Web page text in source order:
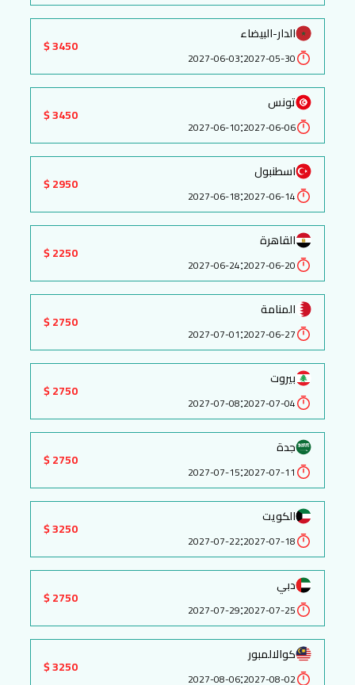
الدار-البيضاء
2027-05-30
:
2027-06-03
3450 $
تونس
2027-06-06
:
2027-06-10
3450 $
اسطنبول
2027-06-14
:
2027-06-18
2950 $
القاهرة
2027-06-20
:
2027-06-24
2250 $
المنامة
2027-06-27
:
2027-07-01
2750 $
بيروت
2027-07-04
:
2027-07-08
2750 $
جدة
2027-07-11
:
2027-07-15
2750 $
الكويت
2027-07-18
:
2027-07-22
3250 $
دبي
2027-07-25
:
2027-07-29
2750 $
كوالالمبور
2027-08-02
:
2027-08-06
3250 $